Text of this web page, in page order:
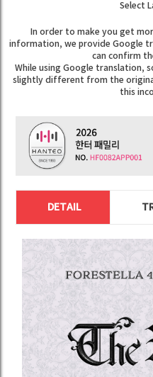
Select
In order to make you get
information, we provide Google
can confirm
While using Google translation,
slightly different from the
this
DETAIL